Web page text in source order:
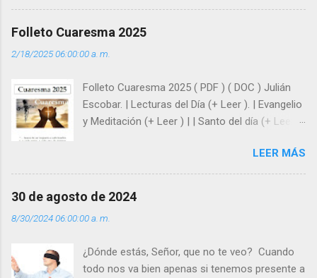
huellas, sin ser superhombres, podemos
siempre está pendiente de nosotros. Amar es
y protegidos por nosotros. “ Señor, soy un
árbol sin frutos, pero tú me das la savia para
que al menos mis ramas y hojas den sombra
super hombre? - ¿Superas tu fragilidad con la
gracia de Dios? Julián Escobar. | Lecturas del
Día (+ Leer ). | Evangelio y Meditación (+ Leer ) |
Folleto Cuaresma 2025
2/18/2025 06:00:00 a. m.
Folleto Cuaresma 2025 ( PDF ) ( DOC ) Julián
Escobar. | Lecturas del Día (+ Leer ). | Evangelio
y Meditación (+ Leer ) | | Santo del día (+ Leer )
LEER MÁS
30 de agosto de 2024
8/30/2024 06:00:00 a. m.
¿Dónde estás, Señor, que no te veo? Cuando
todo nos va bien apenas si tenemos presente a